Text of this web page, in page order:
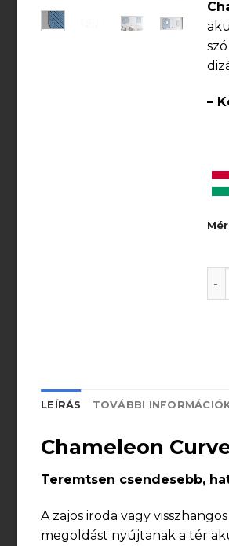
–
LEÍRÁS TOVÁBBI
Chameleon
Teremtsen csendesebb,
A zajos iroda vagy
megoldást nyújtanak a tér